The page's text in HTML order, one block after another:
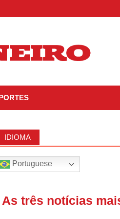
IDIOMA
Portuguese
As três notícias